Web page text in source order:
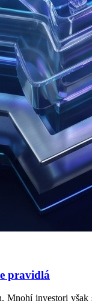
pravidlá
investori